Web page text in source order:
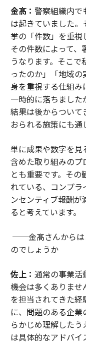
金髙： 警察組織内で
は起きていました
挙の「件数」を重視
その件数によって、
うなります。そこ
ったのか」「地域
身を重視する仕組
一時的に落ちました
結果は後からついて
おられる施策にも通
単に成果や数字を見
含めた取り組みのプ
とも重要です。そ
れている、コンプラ
ンセンティブ報酬
ると考えています。
──金髙さんからは
のでしょうか
佐上： 通常の事業活
機会は多くありま
を担当されてきた経
に、問題のある企
らかじめ理解した
は具体的なアドバイ